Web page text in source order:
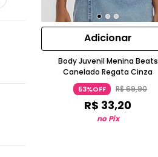
Adicionar
Body Juvenil Menina Beats
Canelado Regata Cinza
53%OFF R$69,90
R$ 33,20
no Pix